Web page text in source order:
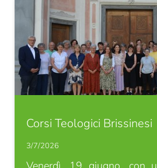
Corsi Teologici Brissinesi
3/7/2026
REGISTRAZIONE ALLA
Titolo
Famiglia Signor
E-mail*